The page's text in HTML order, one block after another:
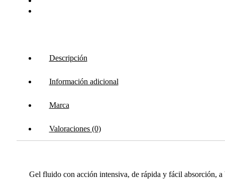
Descripción
Información adicional
Marca
Valoraciones (0)
Gel fluido con acción intensiva, de rápida y fácil absorción,